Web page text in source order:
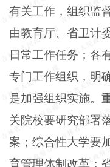
有关工作，组织监
由教育厅、省卫计
日常工作任务；各
专门工作组织，明
是加强组织实施。
关院校要研究部署
案；综合性大学要
育管理体制改革；